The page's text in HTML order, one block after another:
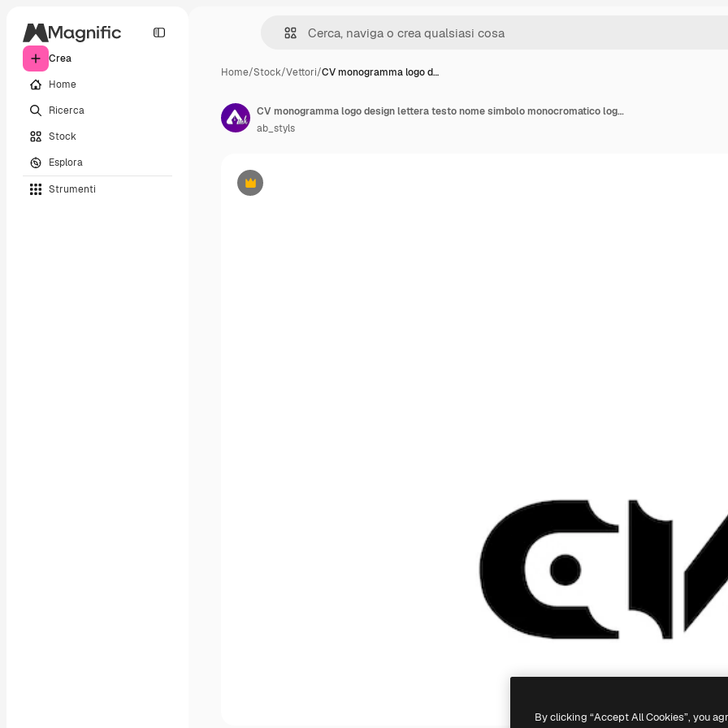
Crea
Home
Ricerca
Stock
Esplora
Strumenti
Home/Stock/Vettori/CV monogramma logo d…
Premium
CV monogramma logo design lettera testo nome simbolo monocromatico logo carattere alfabeto semplice logo
ab_styls
By clicking “Accept All Cookies”, you